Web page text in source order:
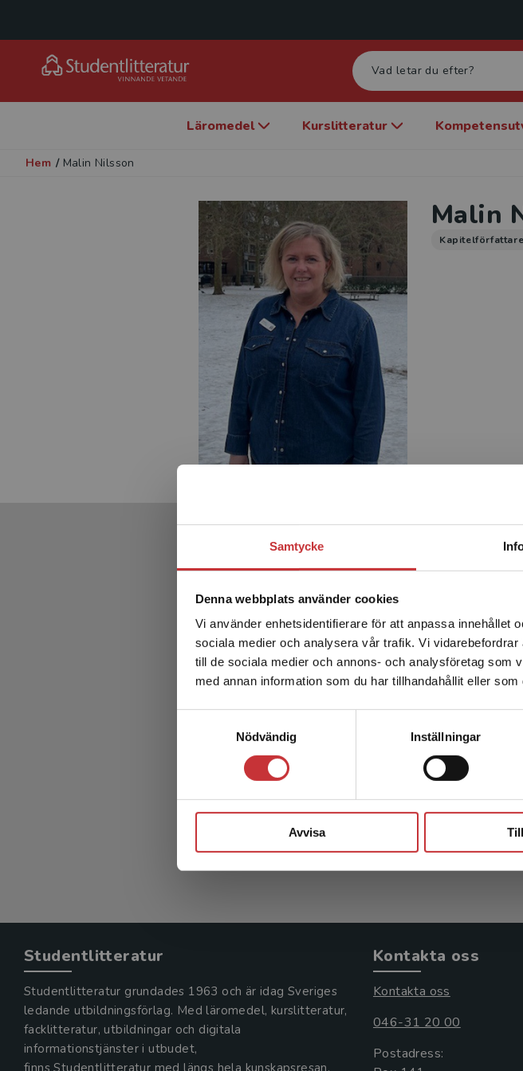
Samtycke
Denna webbplats använder cookies
Vi använder enhetsidentifierare för att anpassa innehållet
sociala medier och analysera vår trafik. Vi
till de sociala medier och annons- och analysföretag som
med annan information som du har tillhandahållit eller
Nödvändig
Inställningar
Avvisa
Begränsad
Det verkar som att du
enhet utanför Sverige. Vi
Sverige. För att kunna
leveransadressen vara i
Läromedel Kurslitteratur
Hem / Malin Nilsson
Malin
Kapitelförfattare
Att ta vara på barns röster
Dahlbeck, Per (red.)
276 kr
Studentlitteratur
Studentlitteratur grundades 1963 och är idag Sveriges
ledande utbildningsförlag. Med läromedel, kurslitteratur,
facklitteratur, utbildningar och digitala
informationstjänster i utbudet,
Kontakta oss
Kontakta oss
046-31 20 00
Postadress: